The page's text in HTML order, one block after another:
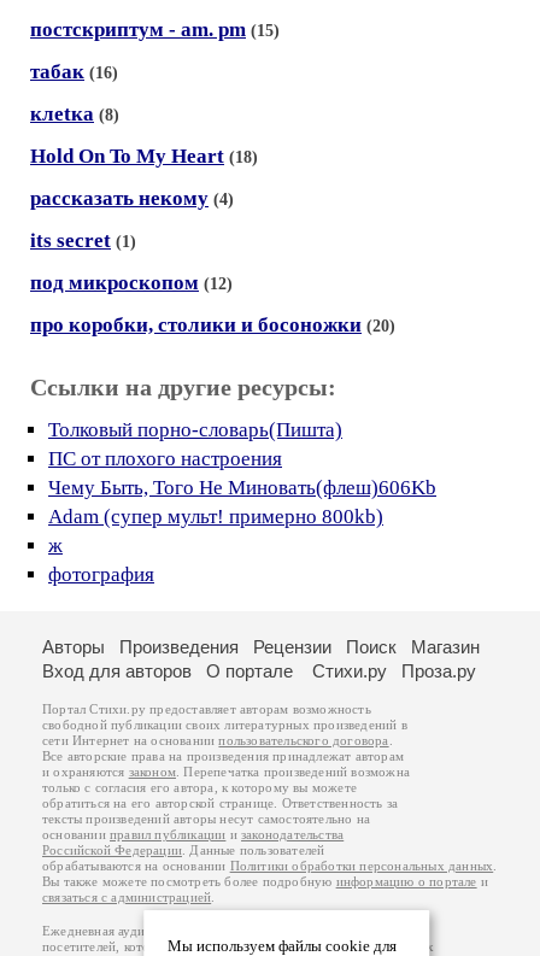
постскриптум - am. pm (15)
табак (16)
клеtка (8)
Hold On To My Heart (18)
рассказать некому (4)
its secret (1)
под микроскопом (12)
про коробки, столики и босоножки (20)
Ссылки на другие ресурсы:
Толковый порно-словарь(Пишта)
ПС от плохого настроения
Чему Быть, Того Не Миновать(флеш)606Kb
Adam (супер мульт! примерно 800kb)
ж
фотография
Мы используем файлы cookie для
Авторы Произведения Рецензии Поиск
Магазин
Вход для авторов
О портале Стихи.ру Проза.ру
Портал Стихи.ру предоставляет авторам возможность
свободной публикации своих литературных произведений в
сети Интернет на основаниипользовательского договора
Все авторские права на произведения принадлежат авторам
и охраняются законом . Перепечатка произведений возможна
только с согласия его автора, к которому вы можете
обратиться на его авторской странице. Ответственность за
тексты произведений авторы несут самостоятельно на
основанииправил публикации изаконодательства
Российской Федерации . Данные пользователей
обрабатываются на основании Политики обработки персональных данных
Вы также можете посмотреть более подробную информацию о портале и
связаться с администрацией
Ежедневная аудитория портала Стихи.ру – порядка 200 тысяч
посетителей, которые в общей сумме просматривают более двух